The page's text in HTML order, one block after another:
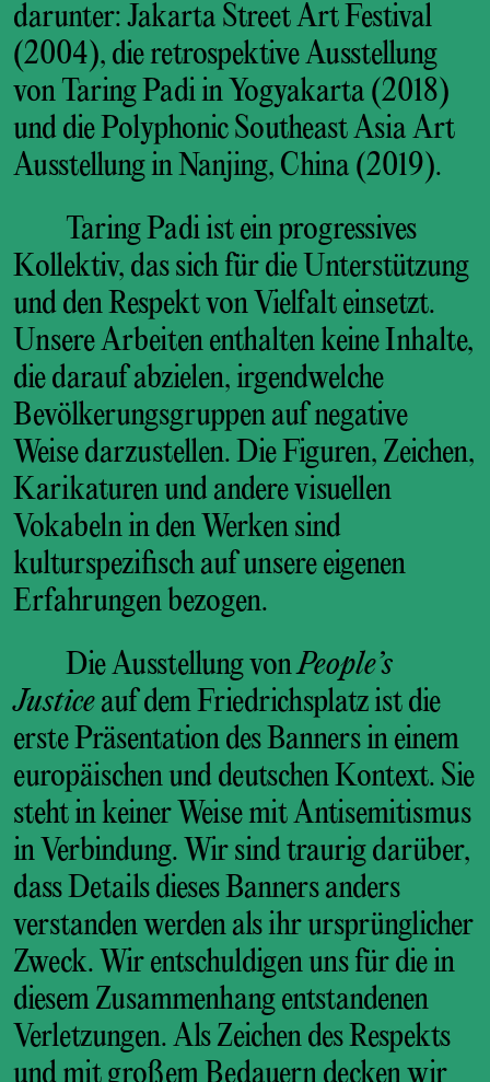
darunter: Jakarta Street Art Festival
(2004), die retrospektive Ausstellung
von Taring Padi in Yogyakarta (2018)
und die Polyphonic Southeast Asia Art
Ausstellung in Nanjing, China (2019).
Taring Padi ist ein progressives
Kollektiv, das sich für die Unterstützung
und den Respekt von Vielfalt einsetzt.
Unsere Arbeiten enthalten keine Inhalte,
die darauf abzielen, irgendwelche
Bevölkerungsgruppen auf negative
Weise darzustellen. Die Figuren, Zeichen,
Karikaturen und andere visuellen
Vokabeln in den Werken sind
kulturspezifisch auf unsere eigenen
Erfahrungen bezogen.
Die Ausstellung vonPeople’s
Justiceauf dem Friedrichsplatz ist die
erste Präsentation des Banners in einem
europäischen und deutschen Kontext. Sie
steht in keiner Weise mit Antisemitismus
in Verbindung. Wir sind traurig darüber,
dass Details dieses Banners anders
verstanden werden als ihr ursprünglicher
Zweck. Wir entschuldigen uns für die in
diesem Zusammenhang entstandenen
Verletzungen. Als Zeichen des Respekts
und mit großem Bedauern decken wir